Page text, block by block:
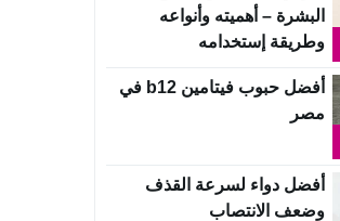
البشرة – أهميته وأنواعه
وطريقة إستخدامه
أفضل حبوب فيتامين b12 في
مصر
أفضل دواء لسرعة القذف
وضعف الانتصاب